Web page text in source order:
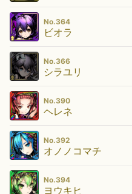
No.364
ビオラ
No.366
シラユリ
No.390
ヘレネ
No.392
オノノコマチ
No.394
ヨウキヒ